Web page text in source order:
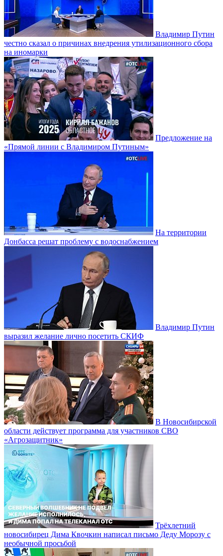
Владимир Путин
честно сказал о причинах внедрения утилизационного сбора
на иномарки
Предложение на
«Прямой линии с Владимиром Путиным»
На территории
Донбасса решат проблему с водоснабжением
Владимир Путин
выразил желание лично посетить СКИФ
В Новосибирской
области действует программа для участников СВО
«Агрозащитник»
Трёхлетний
новосибирец Дима Квочкин написал письмо Деду Морозу с
необычной просьбой